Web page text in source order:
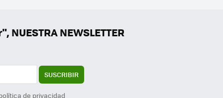
NEWSLETTER
SUSCRIBIR
de privacidad